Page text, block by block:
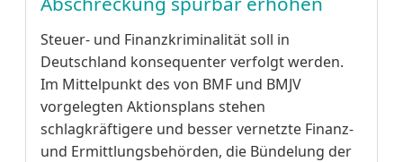
Steuer- und Finanzkriminalität soll in
Deutschland konsequenter verfolgt werden.
Im Mittelpunkt des von BMF und BMJV
vorgelegten Aktionsplans stehen
schlagkräftigere und besser vernetzte Finanz-
und Ermittlungsbehörden, die Bündelung der